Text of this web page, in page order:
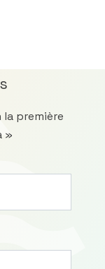
la première
»